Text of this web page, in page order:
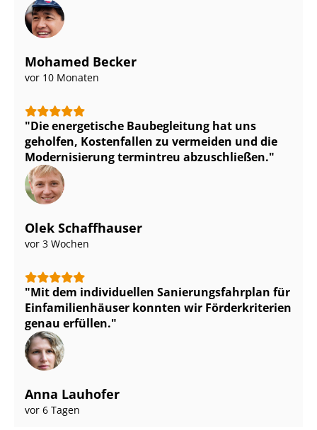
Mohamed Becker
vor 10 Monaten
Die energetische Baubegleitung hat uns
geholfen, Kostenfallen zu vermeiden und die
Modernisierung termintreu abzuschließen.
Olek Schaffhauser
vor 3 Wochen
Mit dem individuellen Sa­nie­rungs­fahr­plan für
Ein­fa­mi­li­en­häu­ser konnten wir Förderkriterien
genau erfüllen.
Anna Lauhofer
vor 6 Tagen